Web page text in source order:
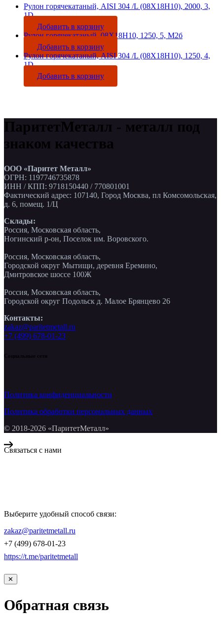
Рулон горячекатаный, AISI 304 /L (08Х18Н10), 2000, 3,
1D
Добавить в корзину
Рулон горячекатаный, 08Х18Н10, 1250, 5, М2б
Добавить в корзину
Рулон горячекатаный, AISI 304 /L (08Х18Н10), 1250, 4,
1D
Добавить в корзину
ПаритетМеталл - металл под
знаком качества
ООО «Паритет Металл»
ОГРН: 1197746735878
ИНН / КПП: 9718150440 / 770801001
Фактический адрес: 107140, Город Москва, пл Комсомольская,
д. 6, помещ. 1/Ц
Склады:
Россия, Московская область,
Ногинский р-он, Поселок им. Воровского.
Россия, Московская область,
Городской округ Мытищи, деревня Еремино,
Дмитровское шоссе 100Ж
Россия, Московская область,
Городской округ Подольск д. Малое Брянцево 26
Контакты:
zakaz@paritetmetall.ru
+7 (499) 678-01-23
Социальные сети
Политика конфиденциальности
Политика обработки персональных данных
© 2018-2026 «ПаритетМеталл»
Связаться с нами
Выберите удобный способ связи:
zakaz@paritetmetall.ru
+7 (499) 678-01-23
https://t.me/paritetmetall
✕
Обратная связь